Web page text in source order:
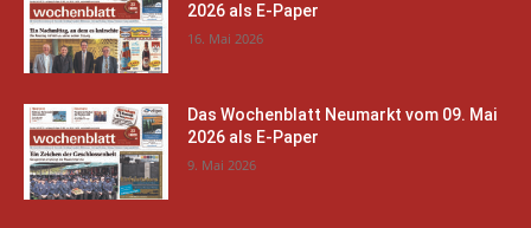
2026 als E-Paper
16. Mai 2026
Das Wochenblatt Neumarkt vom 09. Mai
2026 als E-Paper
9. Mai 2026